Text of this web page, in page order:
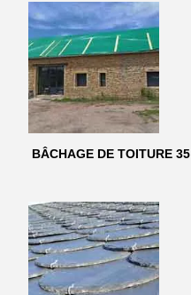
BÂCHAGE DE TOITURE 35